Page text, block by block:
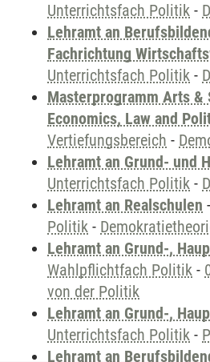
Unterrichtsfach Politik -
Lehramt an
Fachrichtung
Unterrichtsfach Politik -
Masterprogramm Arts &
Economics, Law and
Vertiefungsbereich -
Lehramt an Grund- und
Unterrichtsfach Politik -
Lehramt an Realschulen -
Politik -
Lehramt an Grund-,
Wahlpflichtfach Politik -
von der Politik
Lehramt an Grund-,
Unterrichtsfach Politik -
Lehramt an